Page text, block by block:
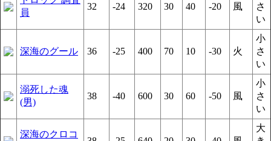
員
32 -24 320 30 40 -20 風
さ
い
深海のグール 36 -25 400 70 10 -30 火
小
さ
い
溺死した魂
(男)
38 -40 600 30 60 -50 風
小
さ
い
深海のクロコ
大